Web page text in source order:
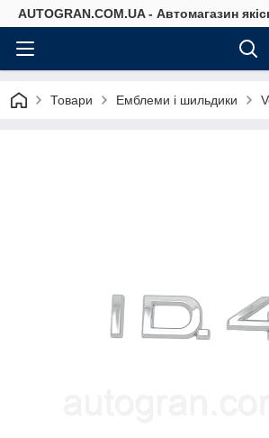
AUTOGRAN.COM.UA - Автомагазин
Товари Емблеми і шильдики